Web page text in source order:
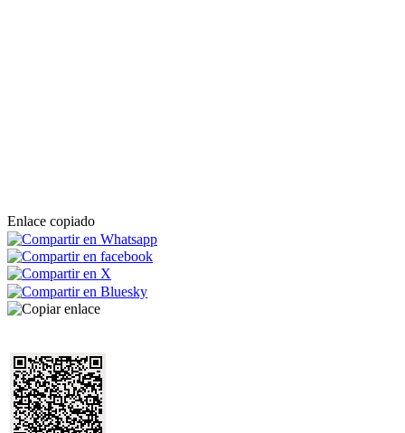
Enlace copiado